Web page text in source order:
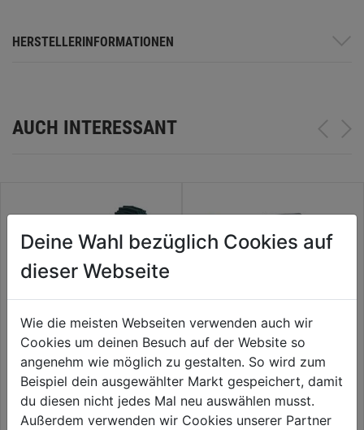
HERSTELLERINFORMATIONEN
AUCH INTERESSANT
Reifenfüller mit Manometer
35,99€
Druckluftwerkzeugset 5tlg.
29,99€
Deine Wahl bezüglich Cookies auf
dieser Webseite
Wie die meisten Webseiten verwenden auch wir
Cookies um deinen Besuch auf der Website so
angenehm wie möglich zu gestalten. So wird zum
Beispiel dein ausgewählter Markt gespeichert, damit
du diesen nicht jedes Mal neu auswählen musst.
Außerdem verwenden wir Cookies unserer Partner